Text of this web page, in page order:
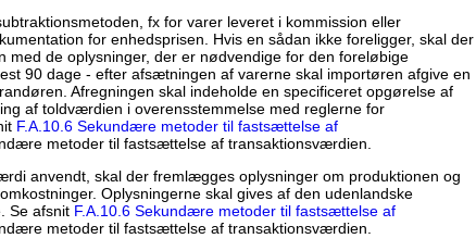
fx for varer leveret i kommission eller
for enhedsprisen. Hvis en sådan ikke foreligger, skal der
med de oplysninger, der er nødvendige for den foreløbige
90 dage - efter afsætningen af varerne skal importøren afgive en
Afregningen skal indeholde en specificeret opgørelse af
af toldværdien i overensstemmelse med reglerne for
F.A.10.6 Sekundære metoder til fastsættelse af
metoder til fastsættelse af transaktionsværdien.
anvendt, skal der fremlægges oplysninger om produktionen og
Oplysningerne skal gives af den udenlandske
Se afsnit F.A.10.6 Sekundære metoder til fastsættelse af
metoder til fastsættelse af transaktionsværdien.